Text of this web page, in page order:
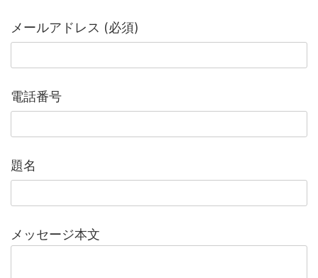
メールアドレス (必須)
電話番号
題名
メッセージ本文